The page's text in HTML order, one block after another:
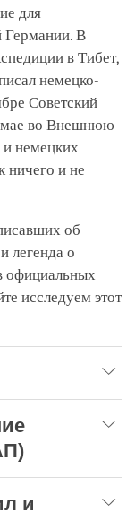
для
Германии. В
в Тибет,
немецко-
Советский
мае во Внешнюю
немецких
ничего и не
об
легенда о
официальных
исследуем этот
и